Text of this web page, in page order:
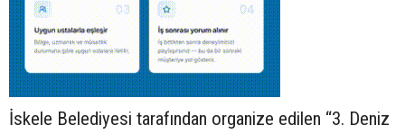
İskele Belediyesi tarafından organize edilen “3. Deniz